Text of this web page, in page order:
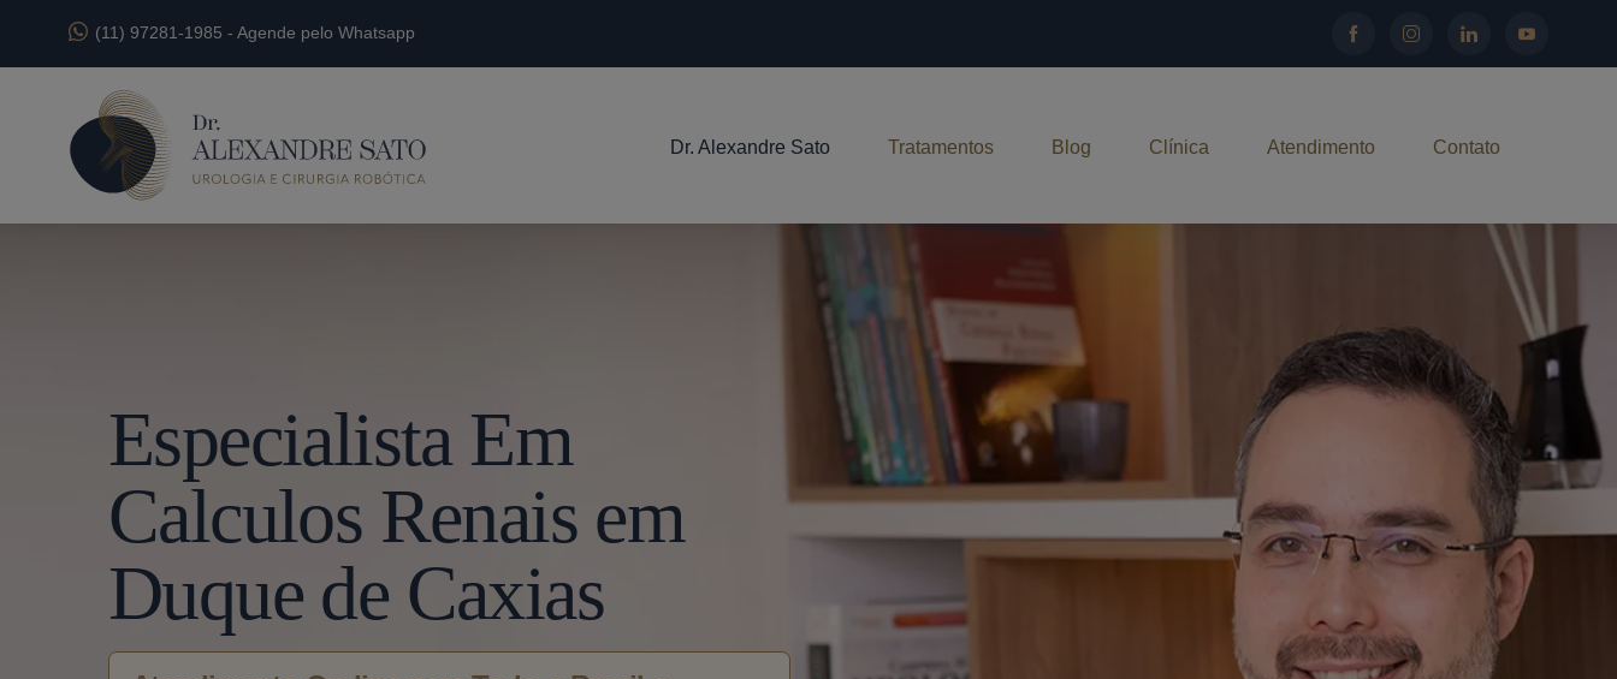
(11) 97281-1985 - Agende pelo Whatsapp
Dr. Alexandre Sato Tratamentos Blog Clínica Atendimento Contato
Especialista Em
Calculos Renais em
Duque de Caxias